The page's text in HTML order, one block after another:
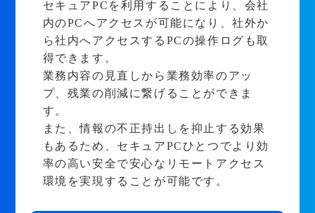
セキュアPCを利用することにより、会社
内のPCへアクセスが可能になり、社外か
ら社内へアクセスするPCの操作ログも取
得できます。
業務内容の見直しから業務効率のアッ
プ、残業の削減に繋げることができま
す。
また、情報の不正持出しを抑止する効果
もあるため、セキュアPCひとつでより効
率の高い安全で安心なリモートアクセス
環境を実現することが可能です。